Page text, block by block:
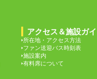
アクセス＆施設ガ
所在地・アクセス方法
ファン送迎バス時刻表
施設案内
有料席について